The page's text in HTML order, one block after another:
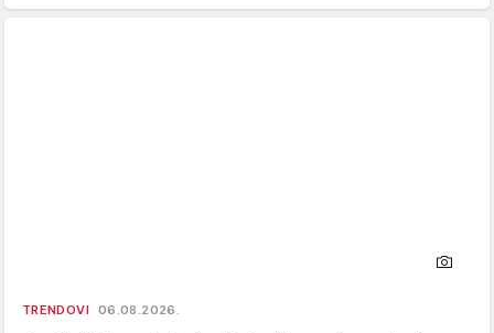
TRENDOVI 06.08.2026.